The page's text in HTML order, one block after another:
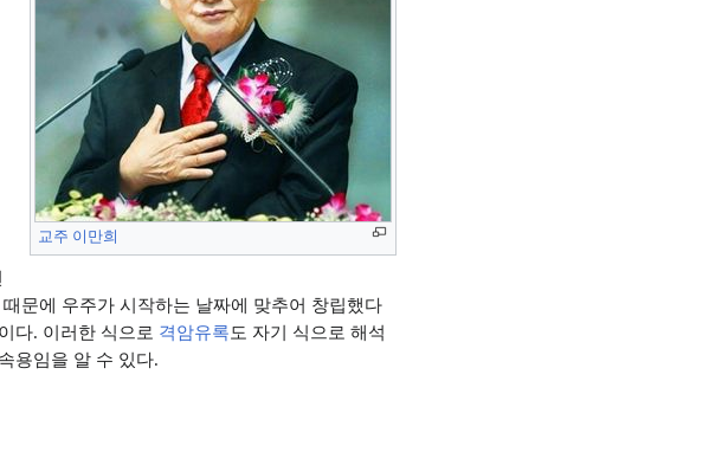
교주 이만희
문에 우주가 시작하는 날짜에 맞추어 창립했다
다. 이러한 식으로 격암유록도 자기 식으로 해석
용임을 알 수 있다.